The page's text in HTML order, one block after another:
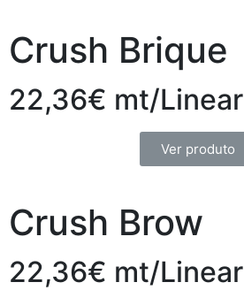
Crush Brique
22,36€ mt/Linear
Ver produto
Crush Brow
22,36€ mt/Linear